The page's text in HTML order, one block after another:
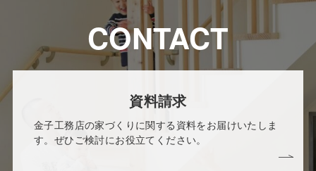
CONTACT
資料請求
金子工務店の家づくりに関する資料をお届けいたしま
す。ぜひご検討にお役立てください。